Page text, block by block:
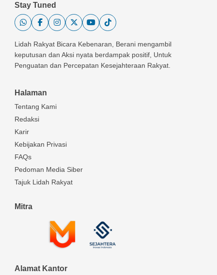
Stay Tuned
Lidah Rakyat Bicara Kebenaran, Berani mengambil
keputusan dan Aksi nyata berdampak positif, Untuk
Penguatan dan Percepatan Kesejahteraan Rakyat.
Halaman
Tentang Kami
Redaksi
Karir
Kebijakan Privasi
FAQs
Pedoman Media Siber
Tajuk Lidah Rakyat
Mitra
Alamat Kantor